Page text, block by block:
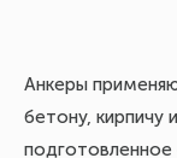
Анкеры
бетону, кирпичу
подготовленное